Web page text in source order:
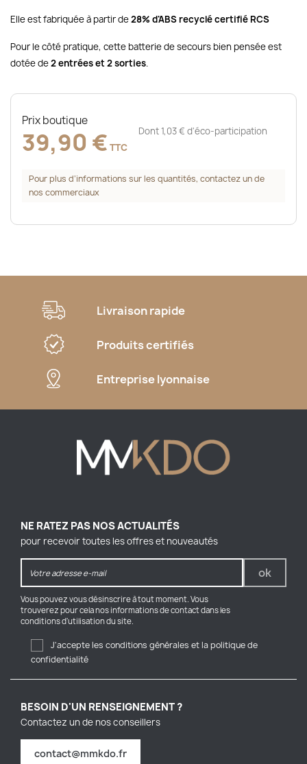
Elle est fabriquée à partir de28% d'ABS recyclé certifié RCS
Pour le côté pratique, cette batterie de secours bien pensée est
dotée de2 entrées et 2 sorties.
Prix boutique
39,90 € TTC
Dont 1,03 € d'éco-participation
Pour plus d’informations sur les quantités, contactez un de
nos commerciaux
Livraison rapide
Produits certifiés
Entreprise lyonnaise
NE RATEZ PAS NOS ACTUALITÉS
pour recevoir toutes les offres et nouveautés
Vous pouvez vous désinscrire à tout moment. Vous
trouverez pour cela nos informations de contact dans les
conditions d'utilisation du site.
J'accepte les conditions générales et la politique de
confidentialité
BESOIN D'UN RENSEIGNEMENT ?
Contactez un de nos conseillers
contact@mmkdo.fr